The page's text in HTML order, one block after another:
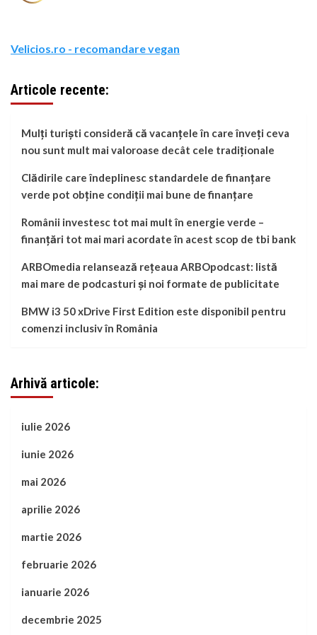
Velicios.ro - recomandare vegan
Articole recente:
Mulți turiști consideră că vacanțele în care înveți ceva
nou sunt mult mai valoroase decât cele tradiționale
Clădirile care îndeplinesc standardele de finanțare
verde pot obține condiții mai bune de finanțare
Românii investesc tot mai mult în energie verde –
finanțări tot mai mari acordate în acest scop de tbi bank
ARBOmedia relansează rețeaua ARBOpodcast: listă
mai mare de podcasturi și noi formate de publicitate
BMW i3 50 xDrive First Edition este disponibil pentru
comenzi inclusiv în România
Arhivă articole:
iulie 2026
iunie 2026
mai 2026
aprilie 2026
martie 2026
februarie 2026
ianuarie 2026
decembrie 2025